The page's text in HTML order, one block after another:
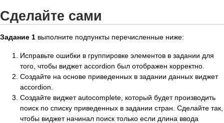
Сделайте сами
Задание 1 выполните подпункты перечисленные ниже:
Исправьте ошибки в группировке элементов в задании для
того, чтобы виджет accordion был отображен корректно.
Создайте на основе приведенных в задании данных виджет
accordion.
Создайте виджет autocomplete, который будет производить
поиск по списку приведенных в задании стран. Сделайте так,
чтобы виджет начинал поиск только если длина ввода